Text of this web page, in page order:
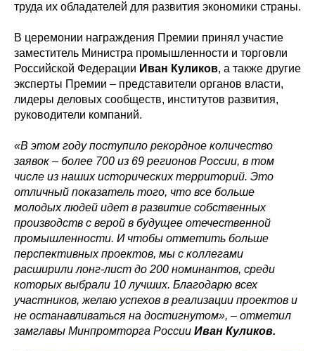
труда их обладателей для развития экономики страны.
В церемонии награждения Премии принял участие
заместитель Министра промышленности и торговли
Российской Федерации Иван Куликов, а также другие
эксперты Премии – представители органов власти,
лидеры деловых сообществ, институтов развития,
руководители компаний.
«В этом году поступило рекордное количество
заявок – более 700 из 69 регионов России, в том
числе из наших исторических территорий. Это
отличный показатель того, что все больше
молодых людей идет в развитие собственных
производств с верой в будущее отечественной
промышленности. И чтобы отметить больше
перспективных проектов, мы с коллегами
расширили лонг-лист до 200 номинантов, среди
которых выбрали 10 лучших. Благодарю всех
участников, желаю успехов в реализации проектов и
не останавливаться на достигнутом», – отметил
замглавы Минпромторга России Иван Куликов.